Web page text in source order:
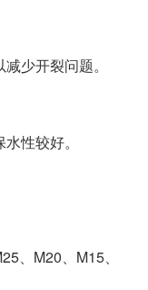
少开裂问题。
性较好。
、M20、M15、